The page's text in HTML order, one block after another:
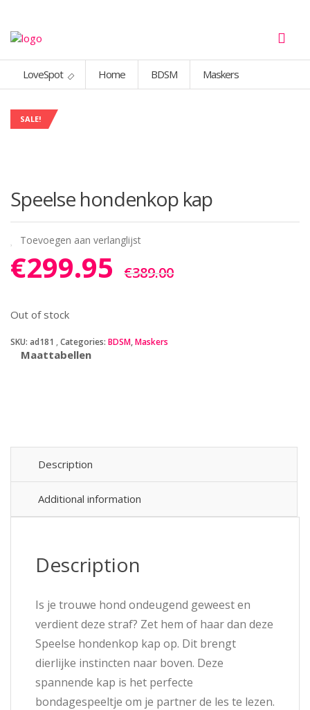
LoveSpot Home BDSM Maskers
SALE!
Speelse hondenkop kap
Toevoegen aan verlanglijst
€389.00
€299.95
Out of stock
SKU: ad181 Categories: BDSM,Maskers
Maattabellen
Description
Additional information
Description
Is je trouwe hond ondeugend geweest en
verdient deze straf? Zet hem of haar dan deze
Speelse hondenkop kap op. Dit brengt
dierlijke instincten naar boven. Deze
spannende kap is het perfecte
bondagespeeltje om je partner de les te lezen.